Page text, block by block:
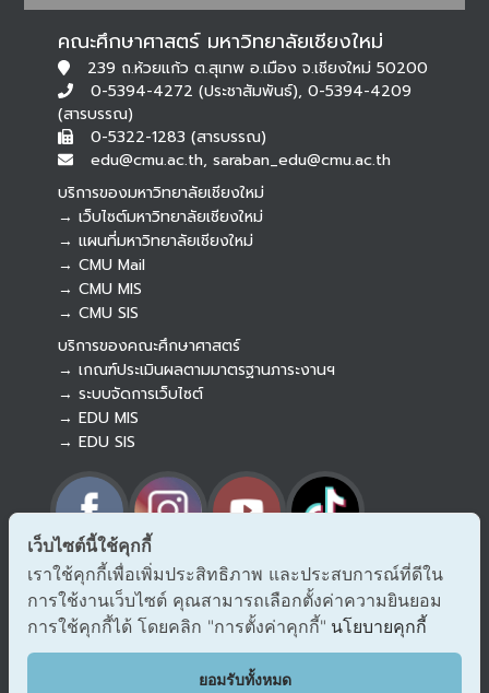
คณะศึกษาศาสตร์ มหาวิทยาลัยเชียงใหม่
239 ถ.ห้วยแก้ว ต.สุเทพ อ.เมือง จ.เชียงใหม่ 50200
0-5394-4272 (ประชาสัมพันธ์), 0-5394-4209
(สารบรรณ)
0-5322-1283 (สารบรรณ)
edu@cmu.ac.th, saraban_edu@cmu.ac.th
บริการของมหาวิทยาลัยเชียงใหม่
→ เว็บไซต์มหาวิทยาลัยเชียงใหม่
→ แผนที่มหาวิทยาลัยเชียงใหม่
→ CMU Mail
→ CMU MIS
→ CMU SIS
บริการของคณะศึกษาศาสตร์
→ เกณฑ์ประเมินผลตามมาตรฐานภาระงานฯ
→ ระบบจัดการเว็บไซต์
→ EDU MIS
→ EDU SIS
→ ร้องเรียนทุจริตและประพฤติมิชอบ
→ แจ้งเรื่องร้องออนไลน์ สำนักงาน ป.ป.ช.
→ รับเรื่องร้องเรียน/แจ้งเบาะแส สำนักงาน ป.ป.ท.
EDU VOC
แสดงความคิดเห็น/ข้อเสนอแนะ
Botnoi Assistant
Connecting…
เว็บไซต์นี้ใช้คุกกี้
เราใช้คุกกี้เพื่อเพิ่มประสิทธิภาพ และประสบการณ์ที่ดีใน
การใช้งานเว็บไซต์ คุณสามารถเลือกตั้งค่าความยินยอม
การใช้คุกกี้ได้ โดยคลิก "การตั้งค่าคุกกี้" นโยบายคุกกี้
ยอมรับทั้งหมด